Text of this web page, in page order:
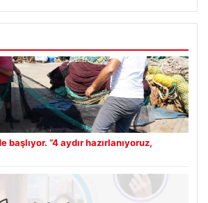
başlıyor. “4 aydır hazırlanıyoruz,